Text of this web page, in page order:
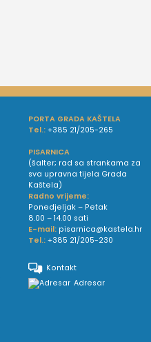
PORTA GRADA KAŠTELA
Tel.: +385 21/205-265
PISARNICA
(šalter; rad sa strankama za
sva upravna tijela Grada
Kaštela)
Radno vrijeme:
Ponedjeljak – Petak
8.00 – 14.00 sati
E-mail: pisarnica@kastela.hr
Tel.: +385 21/205-230
Kontakt
Adresar